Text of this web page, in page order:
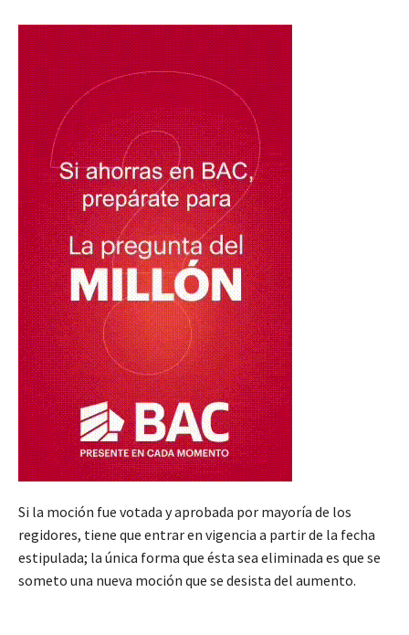
Si la moción fue votada y aprobada por mayoría de los
regidores, tiene que entrar en vigencia a partir de la fecha
estipulada; la única forma que ésta sea eliminada es que se
someto una nueva moción que se desista del aumento.